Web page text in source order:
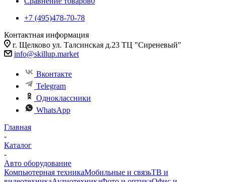
+7 (495)478-70-78
Контактная информация
г. Щелково ул. Талсинская д.23 ТЦ "Сиреневый"
info@skillup.market
Вконтакте
Telegram
Одноклассники
WhatsApp
Главная
-
Каталог
-
Авто оборудование
Компьютерная техникаМобильные и связьТВ и